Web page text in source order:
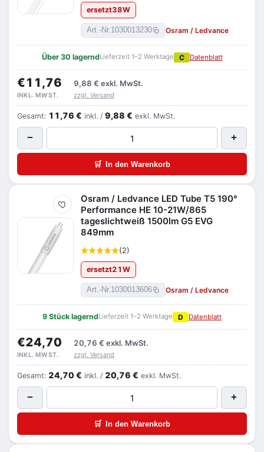
ersetzt38W
Art.-Nr.1030013230 Osram / Ledvance
Über 30 lagerndLieferzeit 1–2 Werktage C Datenblatt
€11,76 9,88 € exkl. MwSt.
INKL. MWST. zzgl. Versand
Gesamt: 11,76 € inkl. / 9,88 € exkl. MwSt.
− +
🛒 In den Warenkorb
Merken
Osram / Ledvance LED Tube T5 190°
Performance HE 10-21W/865
tageslichtweiß 1500lm G5 EVG
849mm
(2)
ersetzt21 W
Art.-Nr.1030013606 Osram / Ledvance
9 Stück lagerndLieferzeit 1–2 Werktage D Datenblatt
€24,70 20,76 € exkl. MwSt.
INKL. MWST. zzgl. Versand
Gesamt: 24,70 € inkl. / 20,76 € exkl. MwSt.
− +
🛒 In den Warenkorb